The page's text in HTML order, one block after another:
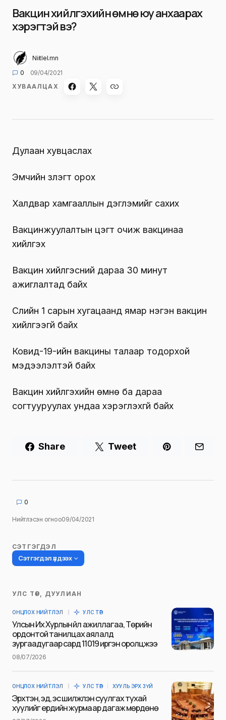
Вакцин хийлгэхийн өмнө юу анхаарах
хэрэгтэй вэ?
Niitlel.mn
0
09/04/2021
ХУВААЛЦАХ
Дулаан хувцаслах
Эмчийн үзлэгт орох
Халдвар хамгааллын дэглэмийг сахих
Вакцинжуулалтын цэгт очиж вакцинаа
хийлгэх
Вакцин хийлгэсний дараа 30 минут
ажиглалтад байх
Сүүлийн 1 сарын хугацаанд ямар нэгэн вакцин
хийлгээгүй байх
Ковид-19-ийн вакцины талаар тодорхой
мэдээлэлтэй байх
Вакцин хийлгэхийн өмнө ба дараа
согтууруулах ундаа хэрэглэхгүй байх
Share Tweet
0
Нийтлэсэн огноо09/04/2021
СЭТГЭГДЭЛ
Сэтгэгдэл үлдээх
Таны имэйл хаягийг нийтлэхгүй.
тэмдэглэсэн
Name
УЛС ТӨР, ДУУЛИАН
ОНЦЛОХ НИЙТЛЭЛ УЛС ТӨР
Улсын Их Хурлын үйл ажиллагаа, Төрийн
ордонтой танилцах аялалд
зургаадугаар сард 11019 иргэн оролцжээ
08/07/2026
ОНЦЛОХ НИЙТЛЭЛ УЛС ТӨР ХУУЛЬ ЭРХ ЗҮЙ
Эрхтэн, эд, эс шилжүүлэн суулгах тухай
хуулийг ердийн журмаар дагаж мөрдөнө